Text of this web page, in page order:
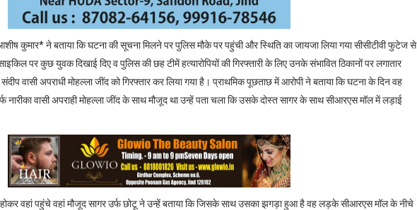
कुमार* ने बताया कि घटना की सूचना मिलने पर पुलिस मौके पर पहुंची और स्थिति का जायजा लिया गया सीसीटीवी फुटेज से
पर कुछ युवक दिखाई दिए व पुलिस की छह टीमें हत्यारोपियों की गिरफ्तारी के लिए उनके संभावित ठिकानों पर लगातार
वासी अपराधी मोहल्ला जींद को गिरफ्तार कर लिया गया है। प्राथमिक पूछताछ में आरोपी ने बताया कि घटना के दिन वह
नारीका वासी अपराही मोहल्ला जींद के साथ मौजूद था उन्हें पता चला कि उसके दोस्त सागर के साथ सीआरएस मॉल में लड़ाई
वहां पहुंचे वहां मौजूद सागर उर्फ छोटू ने उन्हें बताया कि जिसके साथ उसका झगड़ा हुआ है वह लड़के सीआरएस मॉल के नीचे